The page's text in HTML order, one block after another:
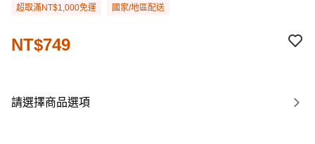
超取滿NT$1,000免運 國家/地區配送
NT$749
請選擇商品選項